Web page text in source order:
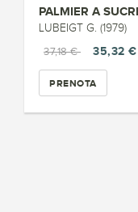
PALMIER A
LUBEIGT G. (1979)
37,18 €
35,32 €
PRENOTA